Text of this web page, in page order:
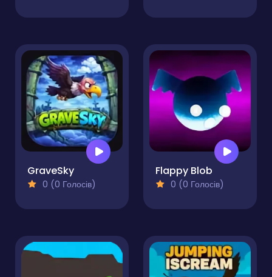
GraveSky
0 (0 Голосів)
Flappy Blob
0 (0 Голосів)